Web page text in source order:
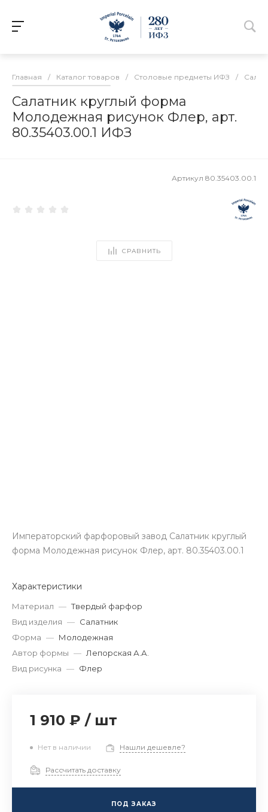
Главная / Каталог товаров / Столовые предметы ИФЗ /
Салатник круглый форма
Молодежная рисунок Флер, арт.
80.35403.00.1 ИФЗ
Артикул 80.35403.00.1
СРАВНИТЬ
Императорский фарфоровый завод Салатник круглый
форма Молодежная рисунок Флер, арт. 80.35403.00.1
Характеристики
Материал — Твердый фарфор
Вид изделия — Салатник
Форма — Молодежная
Автор формы — Лепорская А.А.
Вид рисунка — Флер
1 910 ₽ / шт
Нет в наличии Нашли дешевле?
Рассчитать доставку
ПОД ЗАКАЗ